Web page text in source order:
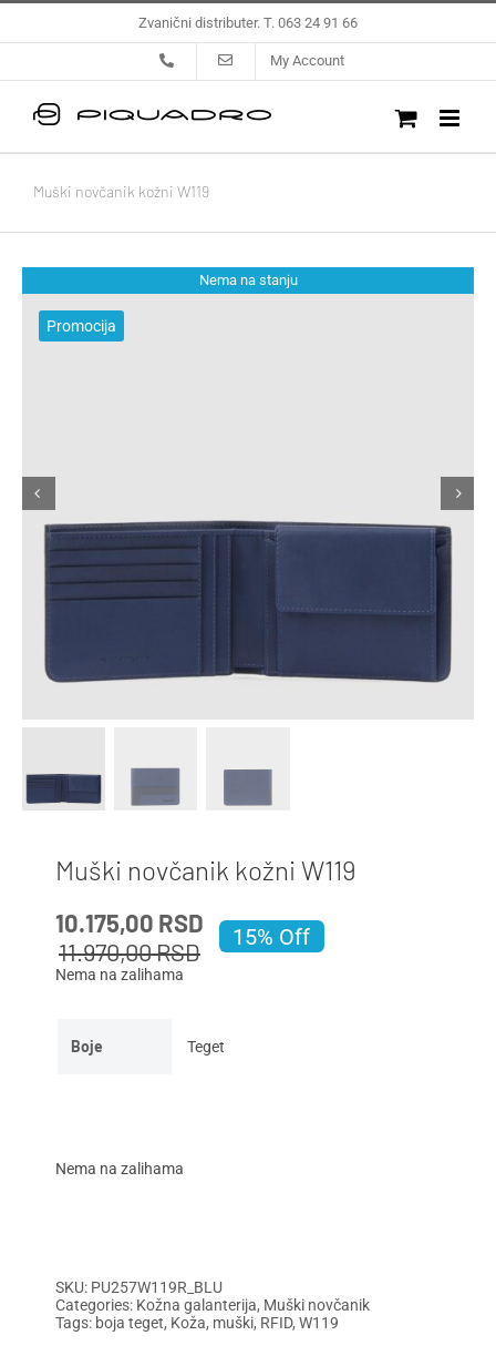
to
Zvanični distributer. T. 063 24 91 66
My Account
Muški novčanik kožni W119
Nema na stanju
Promocija
Muški novčanik kožni W119
11.970,00RSD
Originalna
cena
je
11.970,00
10.175,00 RSD
Trenutna
cena
je:
15% Off
Nema na zalihama
Boje Teget
Nema na zalihama
SKU: PU257W119R_BLU
Categories: Kožna galanterija, Muški novčanik
Tags: boja teget, Koža, muški, RFID, W119